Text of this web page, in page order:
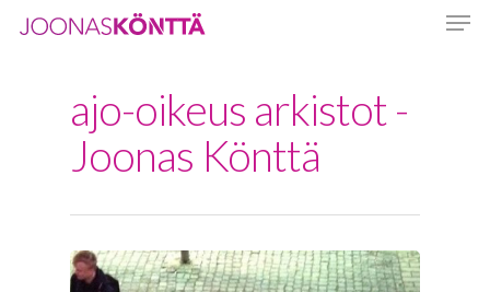
Hit enter to search or ESC to close
ajo-oikeus arkistot -
Joonas Könttä